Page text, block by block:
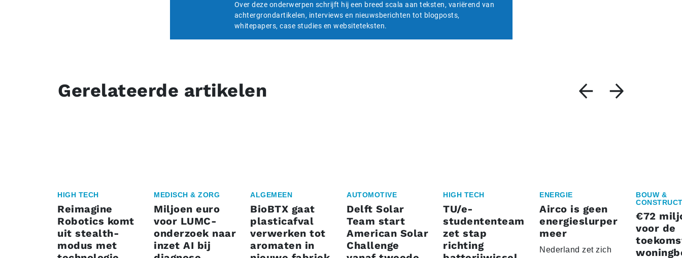
Over deze onderwerpen schrijft hij een breed scala aan teksten, variërend van
achtergrondartikelen, interviews en nieuwsberichten tot blogposts,
whitepapers, case studies en websiteteksten.
Gerelateerde artikelen
HIGH TECH
Reimagine
Robotics komt
uit stealth-
modus met
MEDISCH & ZORG
Miljoen euro
voor LUMC-
onderzoek naar
inzet AI bij
ALGEMEEN
BioBTX gaat
plasticafval
verwerken tot
aromaten in
AUTOMOTIVE
Delft Solar
Team start
American Solar
Challenge
HIGH TECH
TU/e-
studententeam
zet stap
richting
ENERGIE
Airco is geen
energieslurper
meer
Nederland zet zich
BOUW &
€72
voor de